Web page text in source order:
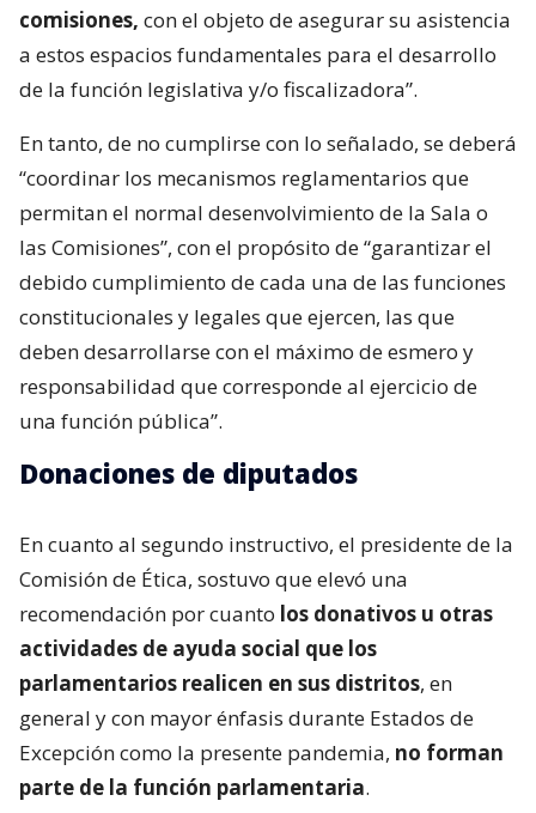
comisiones, con el objeto de asegurar su asistencia
a estos espacios fundamentales para el desarrollo
de la función legislativa y/o fiscalizadora”.
En tanto, de no cumplirse con lo señalado, se deberá
“coordinar los mecanismos reglamentarios que
permitan el normal desenvolvimiento de la Sala o
las Comisiones”, con el propósito de “garantizar el
debido cumplimiento de cada una de las funciones
constitucionales y legales que ejercen, las que
deben desarrollarse con el máximo de esmero y
responsabilidad que corresponde al ejercicio de
una función pública”.
Donaciones de diputados
En cuanto al segundo instructivo, el presidente de la
Comisión de Ética, sostuvo que elevó una
recomendación por cuanto los donativos u otras
actividades de ayuda social que los
parlamentarios realicen en sus distritos, en
general y con mayor énfasis durante Estados de
Excepción como la presente pandemia, no forman
parte de la función parlamentaria.